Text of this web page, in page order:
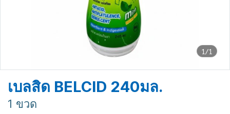
1/1
เบลสิด BELCID 240มล.
1 ขวด